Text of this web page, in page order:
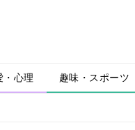
・心理 趣味・スポーツ